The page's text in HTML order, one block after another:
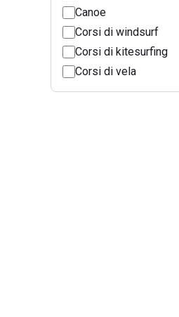
Canoe
Corsi di windsurf
Corsi di kitesurfing
Corsi di vela